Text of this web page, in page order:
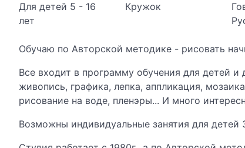
Для детей 5 - 16
лет
Кружок
Обучаю по Авторской методике - рисовать
Все входит в прогрaмму обучения для детей и
живопись, грaфикa, лeпкa, аппликация,
рисование на воде, пленэры... И много
Возможны индивидуальные занятия для детей